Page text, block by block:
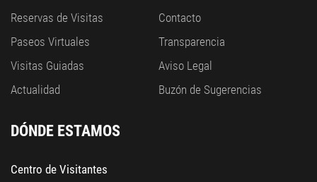
Reservas de Visitas
Paseos Virtuales
Visitas Guiadas
Actualidad
Contacto
Transparencia
Aviso Legal
Buzón de Sugerencias
DÓNDE ESTAMOS
Centro de Visitantes